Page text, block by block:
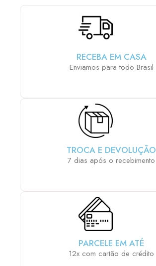
RECEBA EM CASA
Enviamos para todo Brasil
TROCA E DEVOLUÇÃO
7 dias após o recebimento
PARCELE EM ATÉ
12x com cartão de crédito